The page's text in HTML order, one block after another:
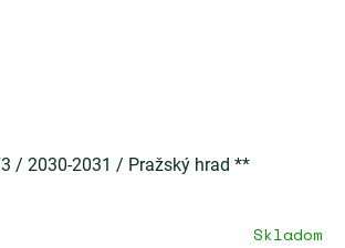
/ 2030-2031 / Pražský hrad **
Skladom